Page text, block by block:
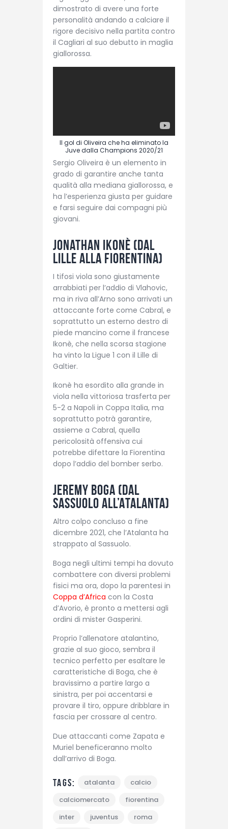
dimostrato di avere una forte
personalità andando a calciare il
rigore decisivo nella partita contro
il Cagliari al suo debutto in maglia
giallorossa.
Il gol di Oliveira che ha eliminato la
Juve dalla Champions 2020/21
Sergio Oliveira è un elemento in
grado di garantire anche tanta
qualità alla mediana giallorossa, e
ha l’esperienza giusta per guidare
e farsi seguire dai compagni più
giovani.
Jonathan Ikonè (dal
Lille alla Fiorentina)
I tifosi viola sono giustamente
arrabbiati per l’addio di Vlahovic,
ma in riva all’Arno sono arrivati un
attaccante forte come Cabral, e
soprattutto un esterno destro di
piede mancino come il francese
Ikonè, che nella scorsa stagione
ha vinto la Ligue 1 con il Lille di
Galtier.
Ikonè ha esordito alla grande in
viola nella vittoriosa trasferta per
5-2 a Napoli in Coppa Italia, ma
soprattutto potrà garantire,
assieme a Cabral, quella
pericolosità offensiva cui
potrebbe difettare la Fiorentina
dopo l’addio del bomber serbo.
Jeremy Boga (Dal
Sassuolo all’Atalanta)
Altro colpo concluso a fine
dicembre 2021, che l’Atalanta ha
strappato al Sassuolo.
Boga negli ultimi tempi ha dovuto
combattere con diversi problemi
fisici ma ora, dopo la parentesi in
Coppa d’Africa con la Costa
d’Avorio, è pronto a mettersi agli
ordini di mister Gasperini.
Proprio l’allenatore atalantino,
grazie al suo gioco, sembra il
tecnico perfetto per esaltare le
caratteristiche di Boga, che è
bravissimo a partire largo a
sinistra, per poi accentarsi e
provare il tiro, oppure dribblare in
fascia per crossare al centro.
Due attaccanti come Zapata e
Muriel beneficeranno molto
dall’arrivo di Boga.
Tags: atalanta
calcio
calciomercato
fiorentina
inter
juventus
roma